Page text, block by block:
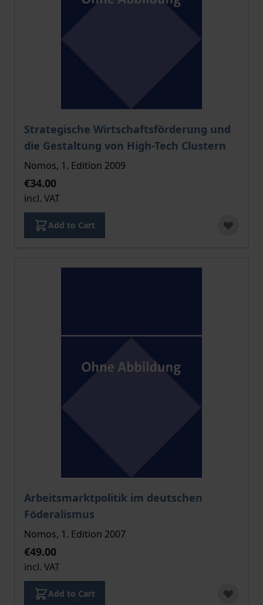
Strategische Wirtschaftsförderung und
die Gestaltung von High-Tech Clustern
The price depends on the options chosen on the
Nomos, 1. Edition 2009
€34.00
incl. VAT
Add to Cart
Arbeitsmarktpolitik im deutschen
Föderalismus
The price depends on the options chosen on the
Nomos, 1. Edition 2007
€49.00
incl. VAT
Add to Cart